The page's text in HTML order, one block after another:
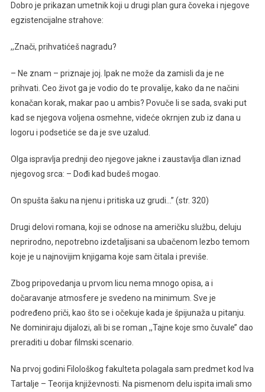
Dobro je prikazan umetnik koji u drugi plan gura čoveka i njegove
egzistencijalne strahove:
,,Znači, prihvatićeš nagradu?
– Ne znam – priznaje joj. Ipak ne može da zamisli da je ne
prihvati. Ceo život ga je vodio do te provalije, kako da ne načini
konačan korak, makar pao u ambis? Povuče li se sada, svaki put
kad se njegova voljena osmehne, videće okrnjen zub iz dana u
logoru i podsetiće se da je sve uzalud.
Olga ispravlja prednji deo njegove jakne i zaustavlja dlan iznad
njegovog srca: – Dođi kad budeš mogao.
On spušta šaku na njenu i pritiska uz grudi…’’ (str. 320)
Drugi delovi romana, koji se odnose na američku službu, deluju
neprirodno, nepotrebno izdetaljisani sa ubačenom lezbo temom
koje je u najnovijim knjigama koje sam čitala i previše.
Zbog pripovedanja u prvom licu nema mnogo opisa, a i
dočaravanje atmosfere je svedeno na minimum. Sve je
podređeno priči, kao što se i očekuje kada je špijunaža u pitanju.
Ne dominiraju dijalozi, ali bi se roman ,,Tajne koje smo čuvale’’ dao
preraditi u dobar filmski scenario.
Na prvoj godini Filološkog fakulteta polagala sam predmet kod Iva
Tartalje – Teorija književnosti. Na pismenom delu ispita imali smo